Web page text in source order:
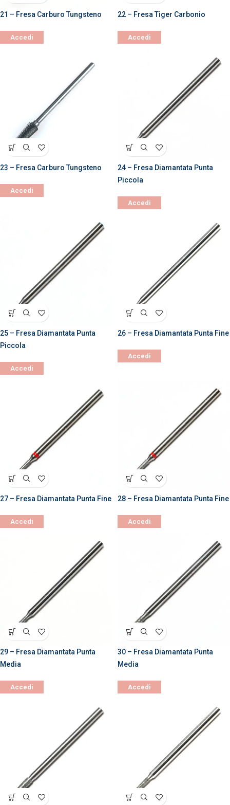
21 – Fresa Carburo Tungsteno
Accedi
22 – Fresa Tiger Carbonio
Accedi
23 – Fresa Carburo Tungsteno
Accedi
24 – Fresa Diamantata Punta
Piccola
Accedi
25 – Fresa Diamantata Punta
Piccola
Accedi
26 – Fresa Diamantata Punta Fine
Accedi
27 – Fresa Diamantata Punta Fine
Accedi
28 – Fresa Diamantata Punta Fine
Accedi
29 – Fresa Diamantata Punta
Media
Accedi
30 – Fresa Diamantata Punta
Media
Accedi